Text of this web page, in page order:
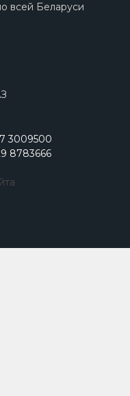
всей Беларуси
3009500
8783666